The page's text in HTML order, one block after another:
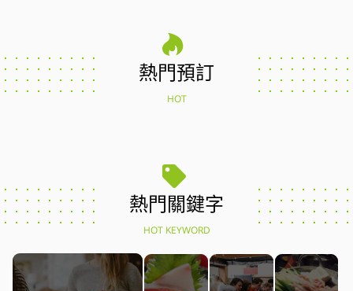
熱門預訂
HOT
熱門關鍵字
HOT KEYWORD